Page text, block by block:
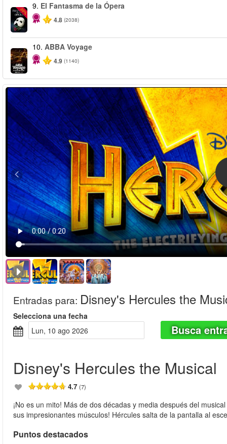
-20%
9. El Fantasma de la Ópera
4.8 (2038)
10. ABBA Voyage
4.9 (1140)
Entradas para: Disney's Hercules the
Selecciona una fecha
lun, 10 ago 2026
Busca
Disney's Hercules the Musical
4.7 (7)
¡No es un mito! Más de dos décadas y media después del
sus impresionantes músculos! Hércules salta de la pantalla al
Puntos destacados